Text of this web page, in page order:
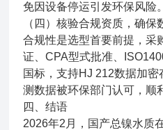
免因设备停运引发环保风险。
（四）核验合规资质，确保
合规性是选型首要前提，采
证、CPA型式批准、
国标，支持HJ 212数据加
测数据被环保部门认可，顺
四、结语
2026年2月，国产总镍水质